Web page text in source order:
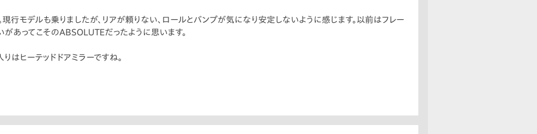
現行モデルも乗りましたが、リアが頼りない、ロールとバンプが気になり安定しないように感じます。以前はフレー
があってこそのABSOLUTEだったように思います。
はヒーテッドドアミラーですね。